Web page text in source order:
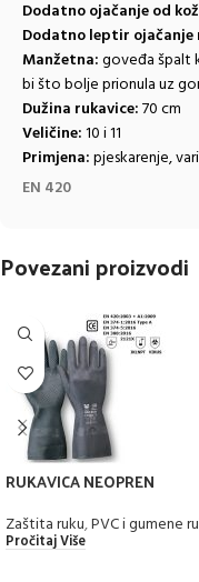
Dodatno ojačanje od
Dodatno leptir ojačanje
Manžetna:goveđa špalt
bi što bolje prionula uz
Dužina rukavice:70 cm
Veličine:10 i 11
Primjena:pjeskarenje,
EN 420
Povezani proizvodi
RUKAVICA NEOPREN
Zaštita ruku,PVC i gumene
Pročitaj Više